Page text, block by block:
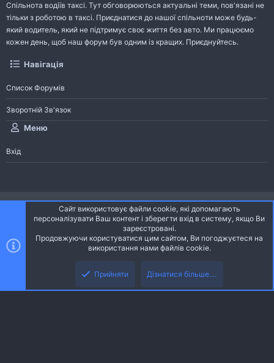
Спільнота водіїв таксі. Тут обговорюються актуальні теми, пов'язані не
тільки з роботою в таксі. Приєднатися до нашої спільноти може будь-
який водитель, який не підтримує своє життя без авто. Ми працюємо
кожен день, щоб наш форум був одним із кращих. Приєднуйтесь.
Навігація
Список Форумів
Зворотній Зв'язок
Меню
Вхід
Ніч
Українська (UA)
S
Community platform by XenForo® © 2010-2026 XenForo Ltd.
Community platform by XenForo © 2010-2022 XenForo Ltd. | dev: Pages
Сайт використовує файли cookie, які допомагають
персоналізувати Ваш контент і зберегти вхід в систему, якщо Ви
зареєстровані.
Продовжуючи користуватися цим сайтом, Ви погоджуєтеся на
використання нами файлів cookie.
Прийняти Дізнатися більше....